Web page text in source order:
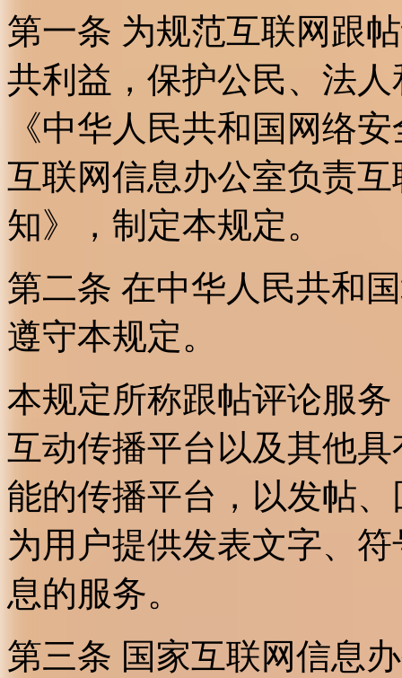
第一条 为规范互联网跟
共利益，保护公民、法
《中华人民共和国网络
互联网信息办公室负责
知》，制定本规定。
第二条 在中华人民共和
遵守本规定。
本规定所称跟帖评论服
互动传播平台以及其他
能的传播平台，以发帖
为用户提供发表文字、
息的服务。
第三条 国家互联网信息